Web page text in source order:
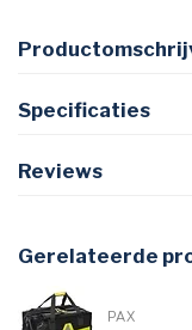
Specificaties
Reviews
Gerelateerde
PAX